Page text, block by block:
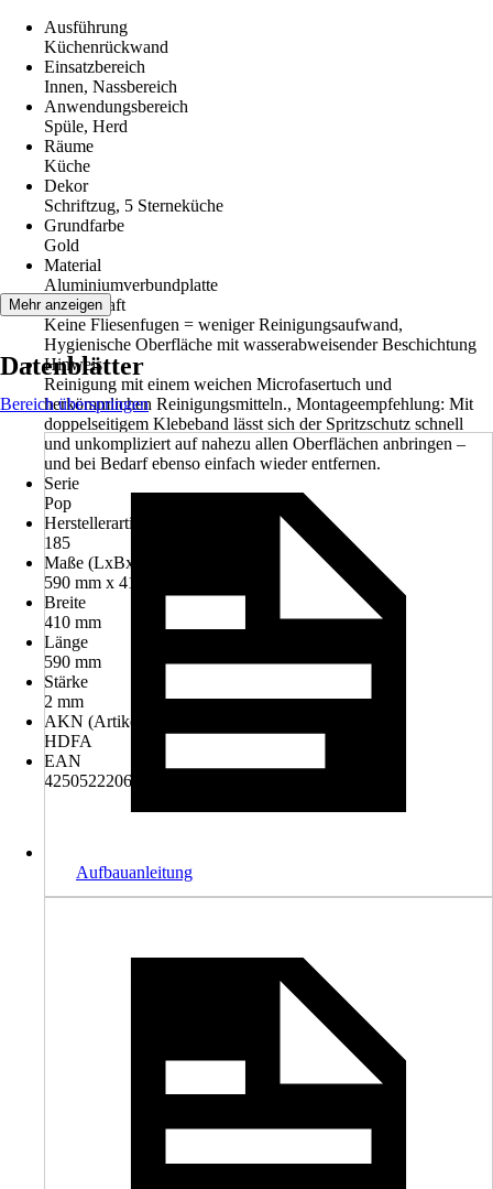
Ausführung
Küchenrückwand
Einsatzbereich
Innen, Nassbereich
Anwendungsbereich
Spüle, Herd
Räume
Küche
Dekor
Schriftzug, 5 Sterneküche
Grundfarbe
Gold
Material
Aluminiumverbundplatte
Eigenschaft
Keine Fliesenfugen = weniger Reinigungsaufwand,
Hygienische Oberfläche mit wasserabweisender Beschichtung
Hinweis
Reinigung mit einem weichen Microfasertuch und
herkömmlichen Reinigungsmitteln., Montageempfehlung: Mit
doppelseitigem Klebeband lässt sich der Spritzschutz schnell
und unkompliziert auf nahezu allen Oberflächen anbringen –
und bei Bedarf ebenso einfach wieder entfernen.
Serie
Pop
Herstellerartikelnummer
185
Maße (LxBxS)
590 mm x 410 mm x 2 mm
Breite
410 mm
Länge
590 mm
Stärke
2 mm
AKN (Artikelkurznummer)
HDFA
EAN
4250522206060
Mehr anzeigen
Datenblätter
Bereich überspringen
Aufbauanleitung